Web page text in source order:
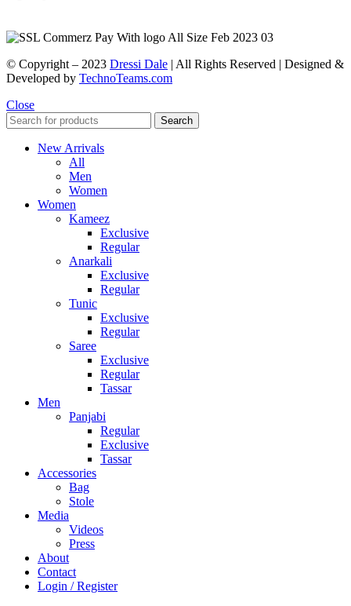
© Copyright – 2023 Dressi Dale | All Rights Reserved | Designed &
Developed by TechnoTeams.com
Close
Search
New Arrivals
All
Men
Women
Women
Kameez
Exclusive
Regular
Anarkali
Exclusive
Regular
Tunic
Exclusive
Regular
Saree
Exclusive
Regular
Tassar
Men
Panjabi
Regular
Exclusive
Tassar
Accessories
Bag
Stole
Media
Videos
Press
About
Contact
Login / Register